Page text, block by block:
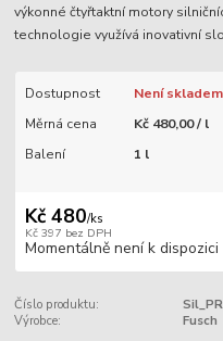
výkonné čtyřtaktní motory
technologie využívá inovativní
Dostupnost
Není skladem
Měrná cena
Kč 480,00 / l
Balení
1 l
Kč 480/ks
Kč 397 bez DPH
Momentálně není k dispozici
Číslo produktu:
Výrobce:
Fusch